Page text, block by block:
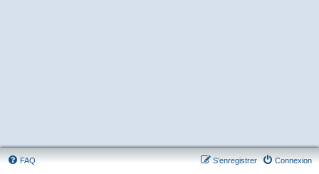
FAQ Connexion
S’enregistrer